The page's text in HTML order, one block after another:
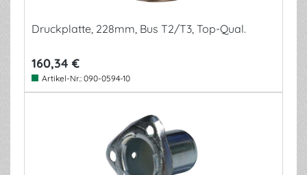
Druckplatte, 228mm, Bus T2/T3, Top-Qual.
160,34 €
Artikel-Nr.: 090-0594-10